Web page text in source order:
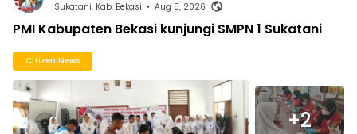
Sukatani, Kab. Bekasi • Aug 5, 2026
PMI Kabupaten Bekasi kunjungi SMPN 1 Sukatani
Citizen News
+2